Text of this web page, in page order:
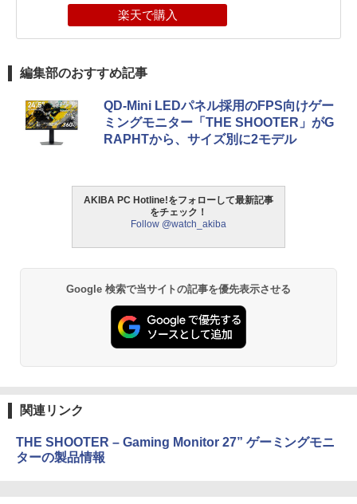
編集部のおすすめ記事
QD-Mini LEDパネル採用のFPS向けゲー
ミングモニター「THE SHOOTER」がG
RAPHTから、サイズ別に2モデル
AKIBA PC Hotline!をフォローして最新記事
をチェック！
Follow @watch_akiba
Google 検索で当サイトの記事を優先表示させる
関連リンク
THE SHOOTER – Gaming Monitor 27” ゲーミングモニ
ターの製品情報